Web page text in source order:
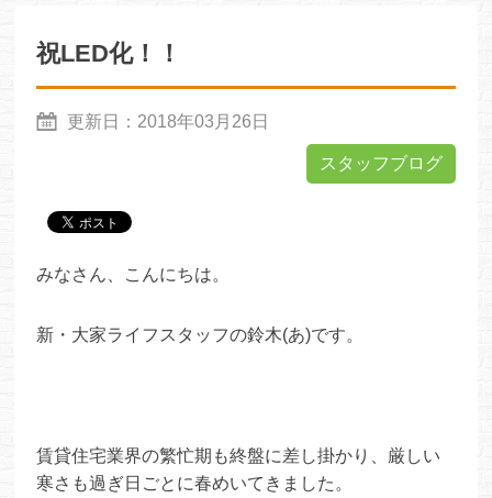
祝LED化！！
更新日： 2018年03月26日
スタッフブログ
みなさん、こんにちは。
新・大家ライフスタッフの鈴木(あ)です。
賃貸住宅業界の繁忙期も終盤に差し掛かり、厳しい
寒さも過ぎ日ごとに春めいてきました。